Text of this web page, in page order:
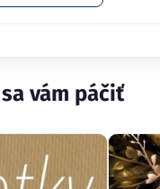
vám páčiť